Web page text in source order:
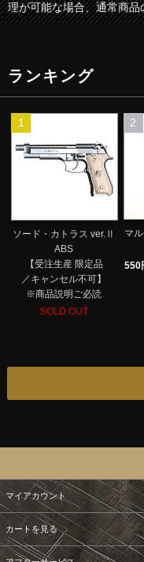
理が可能な場合、通常商
ランキング
1
ソード・カトラス ver.Ⅱ
ABS
【受注生産 限定品
／キャンセル不可】
※商品説明ご必読
SOLD OUT
2
マ
550
マイアカウント
カートを見る